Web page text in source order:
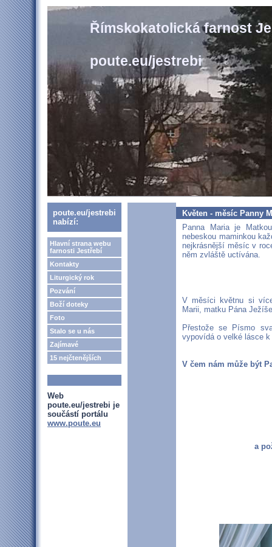
Římskokatolická farnost
poute.eu/jestrebi
poute.eu/jestrebi
nabízí:
Hlavní strana webu
farnosti Jestřebí
Kontakty
Liturgický rok
Pozvání
Boží doteky
Foto
Stalo se u nás
Zajímavé
15 nejčtenějších
Web
poute.eu/jestrebi je
součástí portálu
www.poute.eu
Květen - měsíc Panny
Panna Maria je
nebeskou maminkou
nejkrásnější měsíc v
něm zvláště uctívána.
V měsíci květnu si
Marii, matku Pána
Přestože se Písmo
vypovídá o velké lásce k
V čem nám může být
a